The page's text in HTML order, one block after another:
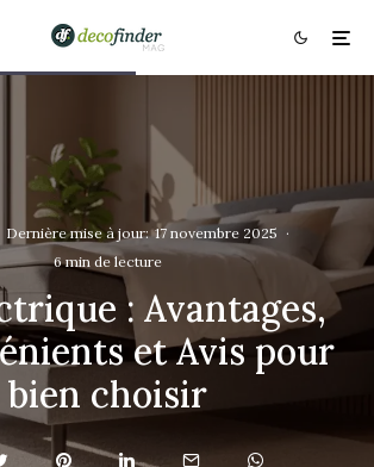
Dernière mise à jour: 17 novembre 2025 ·
6 min de lecture
: Avantages,
et Avis pour
bien choisir